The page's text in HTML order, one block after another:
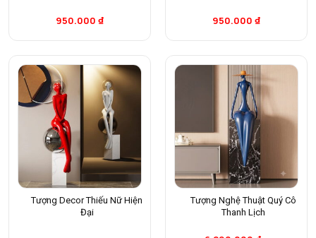
950.000 ₫ 950.000 ₫
Tượng Decor Thiếu Nữ Hiện
Đại
Tượng Nghệ Thuật Quý Cô
Thanh Lịch